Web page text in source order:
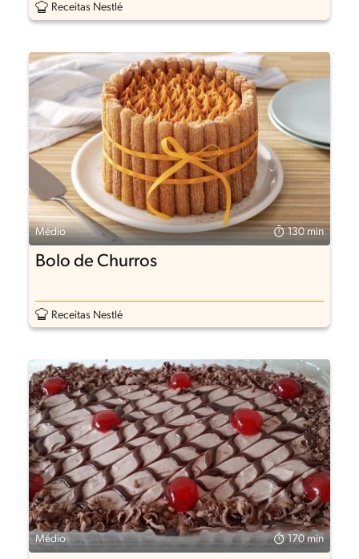
Receitas Nestlé
Médio 130 min
Bolo de Churros
Receitas Nestlé
Médio 170 min